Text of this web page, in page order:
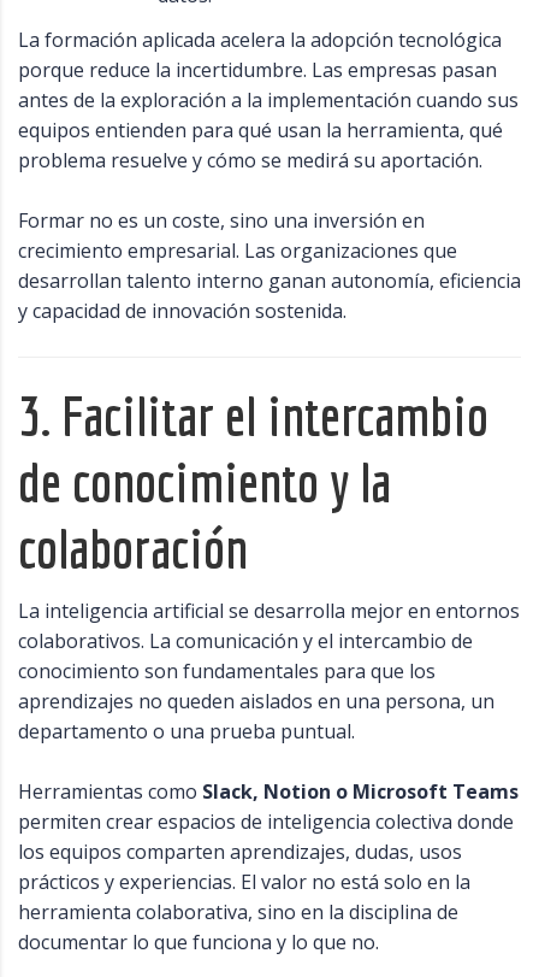
La formación aplicada acelera la adopción tecnológica
porque reduce la incertidumbre. Las empresas pasan
antes de la exploración a la implementación cuando sus
equipos entienden para qué usan la herramienta, qué
problema resuelve y cómo se medirá su aportación.
Formar no es un coste, sino una inversión en
crecimiento empresarial. Las organizaciones que
desarrollan talento interno ganan autonomía, eficiencia
y capacidad de innovación sostenida.
3. Facilitar el intercambio
de conocimiento y la
colaboración
La inteligencia artificial se desarrolla mejor en entornos
colaborativos. La comunicación y el intercambio de
conocimiento son fundamentales para que los
aprendizajes no queden aislados en una persona, un
departamento o una prueba puntual.
Herramientas como Slack, Notion o Microsoft Teams
permiten crear espacios de inteligencia colectiva donde
los equipos comparten aprendizajes, dudas, usos
prácticos y experiencias. El valor no está solo en la
herramienta colaborativa, sino en la disciplina de
documentar lo que funciona y lo que no.